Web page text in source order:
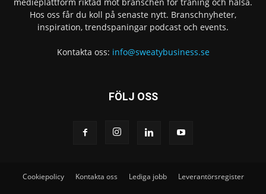
Hos oss får du koll på senaste nytt. Branschnyheter,
inspiration, trendspaningar podcast och events.
Kontakta oss: info@sweatybusiness.se
FÖLJ OSS
Cookiepolicy Kontakta oss Lediga jobb Leverantörsregister